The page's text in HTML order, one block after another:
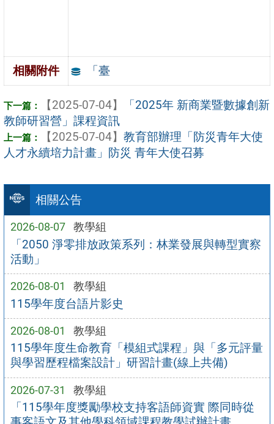
相關公告
2026-08-07 教學組
「2050 淨零排放政策系列：林業發展與轉型實察
活動」
2026-08-01 教學組
115學年度台語片影史
2026-08-01 教學組
115學年度生命教育「模組式課程」與「多元評量
與學習歷程檔案設計」研習計畫(線上共備)
2026-07-31 教學組
「115學年度獎勵學校支持客語師資實 際同時從
相關附件 「臺
【2025-07-04】
「2025年 新商業暨數據創新
教師研習營」課程資訊
【2025-07-04】 教育部辦理「防災青年大使
人才永續培力計畫」防災 青年大使召募